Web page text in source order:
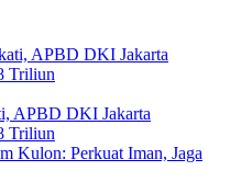
APBD DKI Jakarta
Triliun